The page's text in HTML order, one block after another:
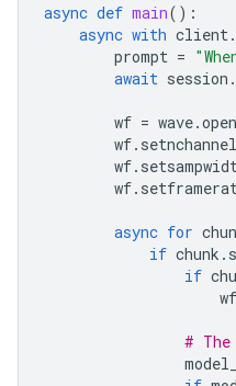
async def main():
async with client.
prompt =
await session .
wf = wave.open
wf.
wf.
wf.
async for
if chunk .
if
wf
#